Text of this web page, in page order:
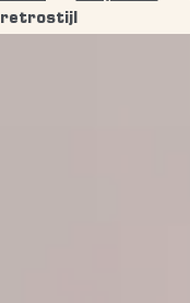
retrostijl